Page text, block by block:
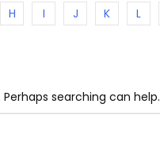
H I J K L
searching can help.